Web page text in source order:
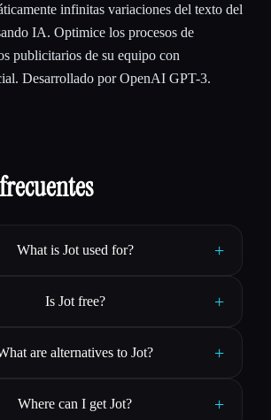
infinitas variaciones del texto del
IA. Optimice los procesos de
publicitarios de su equipo con
Desarrollado por OpenAI GPT-3.
What is Jot used for? +
Is Jot free? +
are alternatives to Jot? +
Where can I get Jot? +